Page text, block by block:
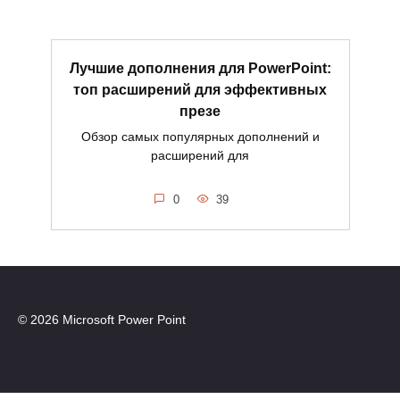
Лучшие дополнения для PowerPoint:
топ расширений для эффективных
презе
Обзор самых популярных дополнений и
расширений для
0 39
© 2026 Microsoft Power Point